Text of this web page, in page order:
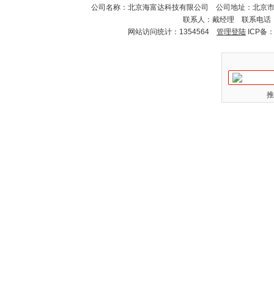
公司名称：北京海富达科技有限公司 公司地址：北京
联系人：戴经理 联系电
网站访问统计：1354564 管理登陆 ICP备：